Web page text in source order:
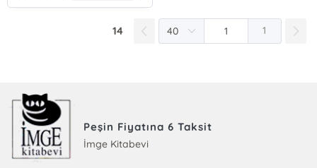
14 1
Peşin Fiyatına 6 Taksit
İmge Kitabevi